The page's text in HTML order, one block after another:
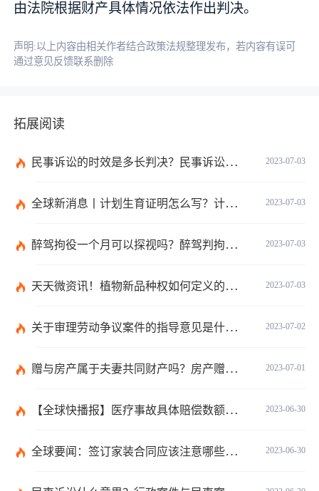
由法院根据财产具体情况依法作出判决。
声明:以上内容由相关作者结合政策法规整理发布，若内容有误可
通过意见反馈联系删除
拓展阅读
2023-07-03
民事诉讼的时效是多长判决？民事诉讼的诉讼费用计算-天天简讯
2023-07-03
全球新消息丨计划生育证明怎么写？计划生育证明都需要什么材料？
2023-07-03
醉驾拘役一个月可以探视吗？醉驾判拘役当庭执行吗？
2023-07-03
天天微资讯！植物新品种权如何定义的？植物新品种权应符合什么条件？
2023-07-02
关于审理劳动争议案件的指导意见是什么？法院审理劳动争议案件的条件是什么？
2023-07-01
赠与房产属于夫妻共同财产吗？房产赠与和过户哪个划算？
2023-06-30
【全球快播报】医疗事故具体赔偿数额是多少？医疗事故技术鉴定有什么重要性？
2023-06-30
全球要闻：签订家装合同应该注意哪些事项？签订家装合同需要房屋所有人签订吗？